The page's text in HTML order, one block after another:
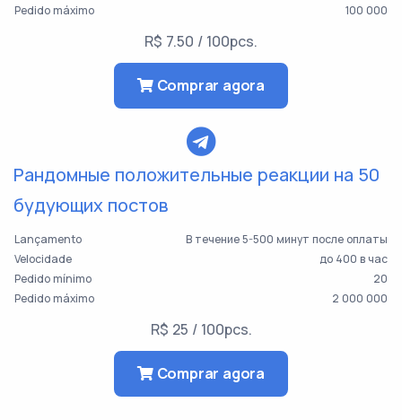
Pedido máximo
100 000
R$ 7.50 / 100pcs.
Comprar agora
Рандомные положительные реакции на 50
будующих постов
Lançamento
В течение 5-500 минут после оплаты
Velocidade
до 400 в час
Pedido mínimo
20
Pedido máximo
2 000 000
R$ 25 / 100pcs.
Comprar agora